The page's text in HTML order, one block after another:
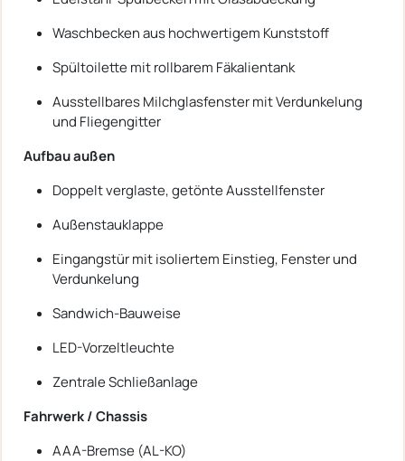
Waschbecken aus hochwertigem Kunststoff
Spültoilette mit rollbarem Fäkalientank
Ausstellbares Milchglasfenster mit Verdunkelung
und Fliegengitter
Aufbau außen
Doppelt verglaste, getönte Ausstellfenster
Außenstauklappe
Eingangstür mit isoliertem Einstieg, Fenster und
Verdunkelung
Sandwich-Bauweise
LED-Vorzeltleuchte
Zentrale Schließanlage
Fahrwerk / Chassis
AAA-Bremse (AL-KO)